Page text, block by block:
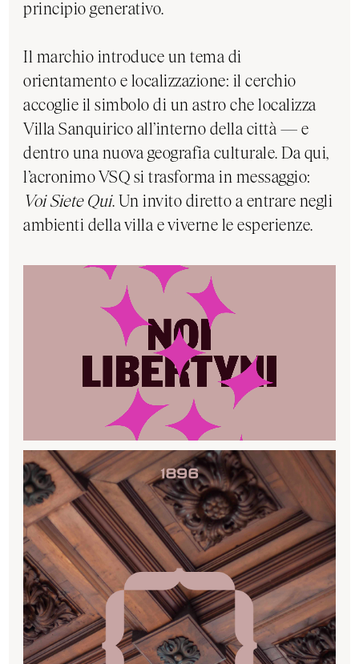
principio generativo.
Il marchio introduce un tema di
orientamento e localizzazione: il cerchio
accoglie il simbolo di un astro che localizza
Villa Sanquirico all’interno della città — e
dentro una nuova geografia culturale. Da qui,
l’acronimo VSQ si trasforma in messaggio:
Voi Siete Qui. Un invito diretto a entrare negli
ambienti della villa e viverne le esperienze.